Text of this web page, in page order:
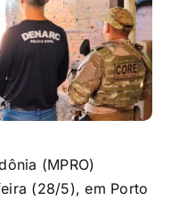
(MPRO)
(28/5), em Porto